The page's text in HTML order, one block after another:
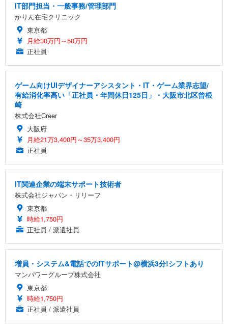
IT部門担当・一般事務/管理部門
かりん在宅クリニック
東京都
月給30万円～50万円
正社員
ゲーム向けUIデザイナーアシスタント・IT・ゲーム業界志望/
有給消化率高い「正社員・年間休日125日」・大阪市北区曾根
崎
株式会社Creer
大阪府
月給21万3,400円～35万3,400円
正社員
IT関連企業の端末サポート技術者
株式会社ジャパン・リリーフ
東京都
時給1,750円
正社員 / 派遣社員
増員・システム&電話でのITサポート@横浜3分!シフトあり
マンパワーグループ株式会社
東京都
時給1,750円
正社員 / 派遣社員